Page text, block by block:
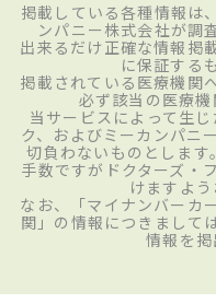
掲載している各種情報は
ンパニー株式会社が調
出来るだけ正確な情報掲
に保証する
掲載されている医療機関
必ず該当の医療機
当サービスによって生
ク、およびミーカンパニ
切負わないものとしま
手数ですがドクターズ・
けますよう
なお、「マイナンバーカ
関」の情報につきまして
情報を掲